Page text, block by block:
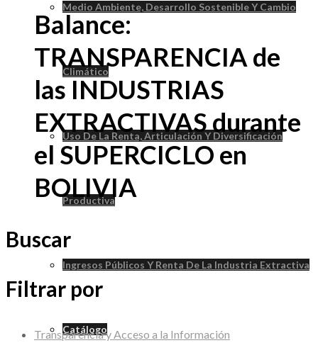
Medio Ambiente, Desarrollo Sostenible Y Cambio
Climático
Uso De La Renta, Articulación Y Diversificación
Productiva
Ingresos Públicos Y Renta De La Industria Extractiva
Catálogo
Balance:
TRANSPARENCIA de
las INDUSTRIAS
EXTRACTIVAS durante
el SUPERCICLO en
BOLIVIA
Buscar
Filtrar por
Transparencia y Acceso a la Información